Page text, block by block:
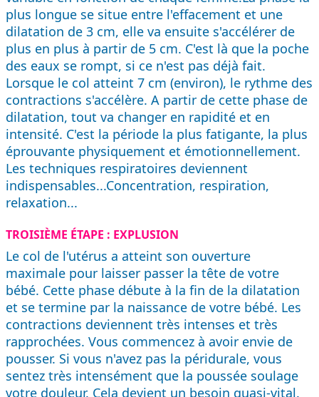
plus longue se situe entre l'effacement et une
dilatation de 3 cm, elle va ensuite s'accélérer de
plus en plus à partir de 5 cm. C'est là que la poche
des eaux se rompt, si ce n'est pas déjà fait.
Lorsque le col atteint 7 cm (environ), le rythme des
contractions s'accélère. A partir de cette phase de
dilatation, tout va changer en rapidité et en
intensité. C'est la période la plus fatigante, la plus
éprouvante physiquement et émotionnellement.
Les techniques respiratoires deviennent
indispensables...Concentration, respiration,
relaxation...
TROISIÈME ÉTAPE : EXPLUSION
Le col de l'utérus a atteint son ouverture
maximale pour laisser passer la tête de votre
bébé. Cette phase débute à la fin de la dilatation
et se termine par la naissance de votre bébé. Les
contractions deviennent très intenses et très
rapprochées. Vous commencez à avoir envie de
pousser. Si vous n'avez pas la péridurale, vous
sentez très intensément que la poussée soulage
votre douleur. Cela devient un besoin quasi-vital.